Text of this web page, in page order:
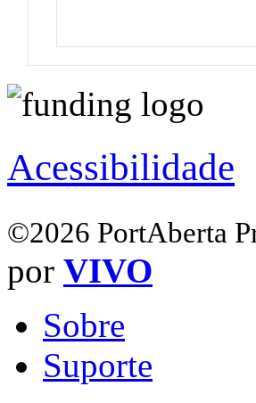
Acessibilidade
©2026 PortAberta
por VIVO
Sobre
Suporte